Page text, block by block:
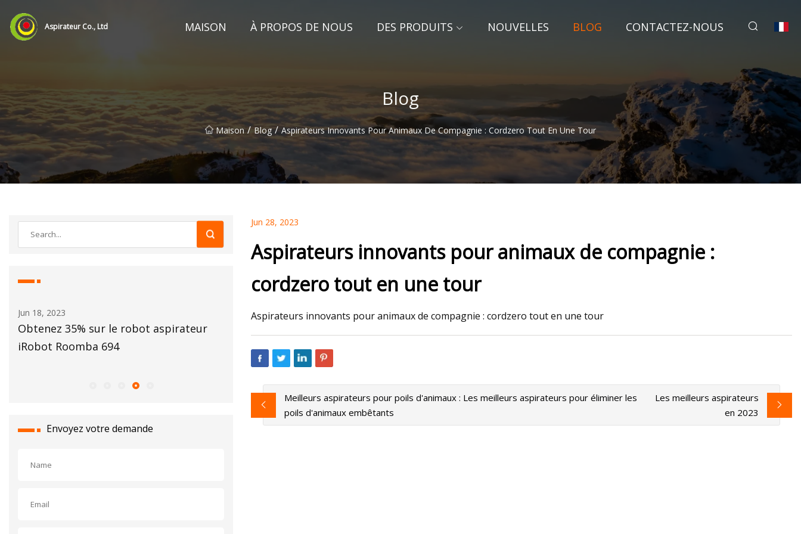
Aspirateur Co., Ltd MAISON À PROPOS DE NOUS DES PRODUITS NOUVELLES BLOG CONTACTEZ-NOUS
Blog
Maison / Blog / Aspirateurs Innovants Pour Animaux De Compagnie : Cordzero Tout En Une Tour
Jun 18, 2023
Obtenez 35% sur le robot aspirateur
iRobot Roomba 694
May 28, 2023
Bissell coûte 25 $
Aug 27, 2023
Envoyez votre demande
Jun 28, 2023
Aspirateurs innovants pour animaux de compagnie :
cordzero tout en une tour
Aspirateurs innovants pour animaux de compagnie : cordzero tout en une tour
Meilleurs aspirateurs pour poils d'animaux : Les meilleurs aspirateurs pour éliminer les
poils d'animaux embêtants
Les meilleurs aspirateurs
en 2023